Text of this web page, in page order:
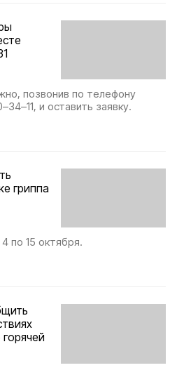
позвонив по телефону
и оставить заявку.
гриппа
по 15 октября.